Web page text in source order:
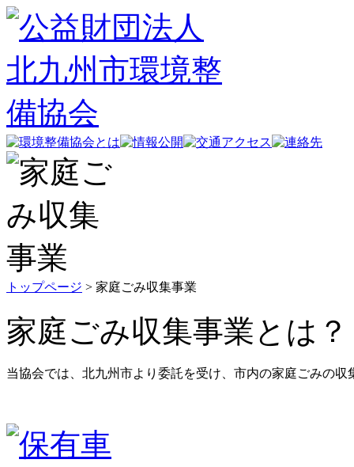
トップページ > 家庭ごみ収集事業
家庭ごみ収集事業とは？
当協会では、北九州市より委託を受け、市内の家庭ごみの収